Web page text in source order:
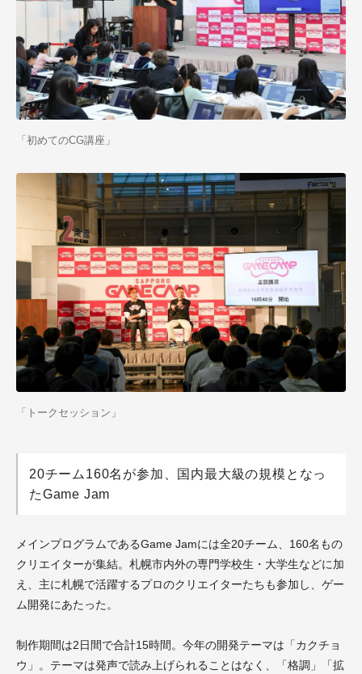
「初めてのCG講座」
「トークセッション」
20チーム160名が参加、国内最大級の規模となっ
たGame Jam
メインプログラムであるGame Jamには全20チーム、160名もの
クリエイターが集結。札幌市内外の専門学校生・大学生などに加
え、主に札幌で活躍するプロのクリエイターたちも参加し、ゲー
ム開発にあたった。
制作期間は2日間で合計15時間。今年の開発テーマは「カクチョ
ウ」。テーマは発声で読み上げられることはなく、「格調」「拡